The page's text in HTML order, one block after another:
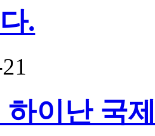
.
하이난 국